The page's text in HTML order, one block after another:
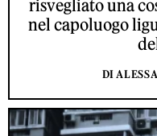
risvegliato una
nel capoluogo
DI